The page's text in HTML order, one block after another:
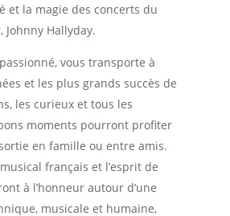
et la magie des concerts du
Hallyday.
vous transporte à
et les plus grands succès de
les curieux et tous les
moments pourront profiter
en famille ou entre amis.
français et l’esprit de
à l’honneur autour d’une
musicale et humaine,